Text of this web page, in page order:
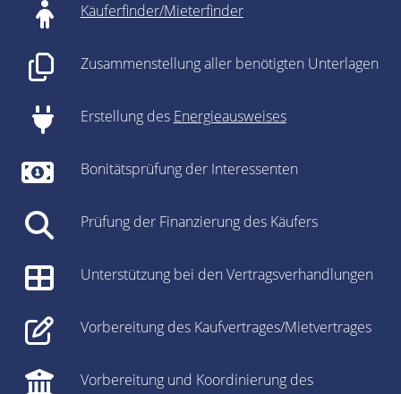
Käuferfinder/Mieterfinder
Zusammenstellung aller benötigten Unterlagen
Erstellung des Energieausweises
Bonitätsprüfung der Interessenten
Prüfung der Finanzierung des Käufers
Unterstützung bei den Vertragsverhandlungen
Vorbereitung des Kaufvertrages/Mietvertrages
Vorbereitung und Koordinierung des